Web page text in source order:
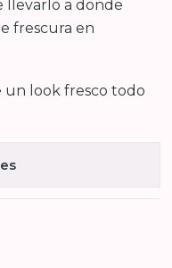
llevarlo a donde
frescura en
un look fresco todo